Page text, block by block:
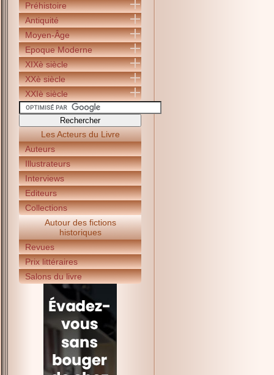
Préhistoire
Antiquité
Moyen-Âge
Epoque Moderne
XIXè siècle
XXè siècle
XXIè siècle
Les Acteurs du Livre
Auteurs
Illustrateurs
Interviews
Editeurs
Collections
Autour des fictions
historiques
Revues
Prix littéraires
Salons du livre